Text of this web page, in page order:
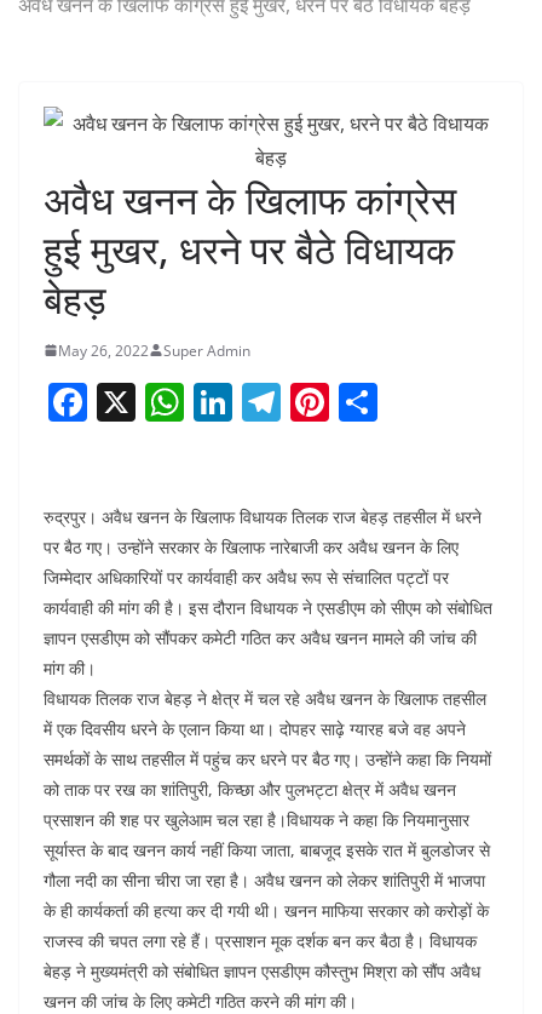
अवैध खनन के खिलाफ कांग्रेस
हुई मुखर, धरने पर बैठे विधायक
बेहड़
May 26, 2022 Super Admin
F
e
b
o
o
k
X W
s
A
p
p
Li
e
dI
n
T
gr
a
m
Pi
e
st
e
रुद्रपुर। अवैध खनन के खिलाफ विधायक तिलक राज बेहड़ तहसील में धरने
पर बैठ गए। उन्होंने सरकार के खिलाफ नारेबाजी कर अवैध खनन के लिए
जिम्मेदार अधिकारियों पर कार्यवाही कर अवैध रूप से संचालित पट्टों पर
कार्यवाही की मांग की है। इस दौरान विधायक ने एसडीएम को सीएम को संबोधित
ज्ञापन एसडीएम को सौंपकर कमेटी गठित कर अवैध खनन मामले की जांच की
मांग की।
विधायक तिलक राज बेहड़ ने क्षेत्र में चल रहे अवैध खनन के खिलाफ तहसील
में एक दिवसीय धरने के एलान किया था। दोपहर साढ़े ग्यारह बजे वह अपने
समर्थकों के साथ तहसील में पहुंच कर धरने पर बैठ गए। उन्होंने कहा कि नियमों
को ताक पर रख का शांतिपुरी, किच्छा और पुलभट्टा क्षेत्र में अवैध खनन
प्रसाशन की शह पर खुलेआम चल रहा है।विधायक ने कहा कि नियमानुसार
सूर्यास्त के बाद खनन कार्य नहीं किया जाता, बाबजूद इसके रात में बुलडोजर से
गौला नदी का सीना चीरा जा रहा है। अवैध खनन को लेकर शांतिपुरी में भाजपा
के ही कार्यकर्ता की हत्या कर दी गयी थी। खनन माफिया सरकार को करोड़ों के
राजस्व की चपत लगा रहे हैं। प्रसाशन मूक दर्शक बन कर बैठा है। विधायक
बेहड़ ने मुख्यमंत्री को संबोधित ज्ञापन एसडीएम कौस्तुभ मिश्रा को सौंप अवैध
खनन की जांच के लिए कमेटी गठित करने की मांग की।